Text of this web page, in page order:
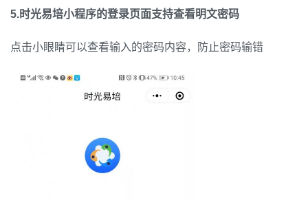
5.时光易培小程序的登录页面支持查看明文密码
点击小眼睛可以查看输入的密码内容，防止密码输错